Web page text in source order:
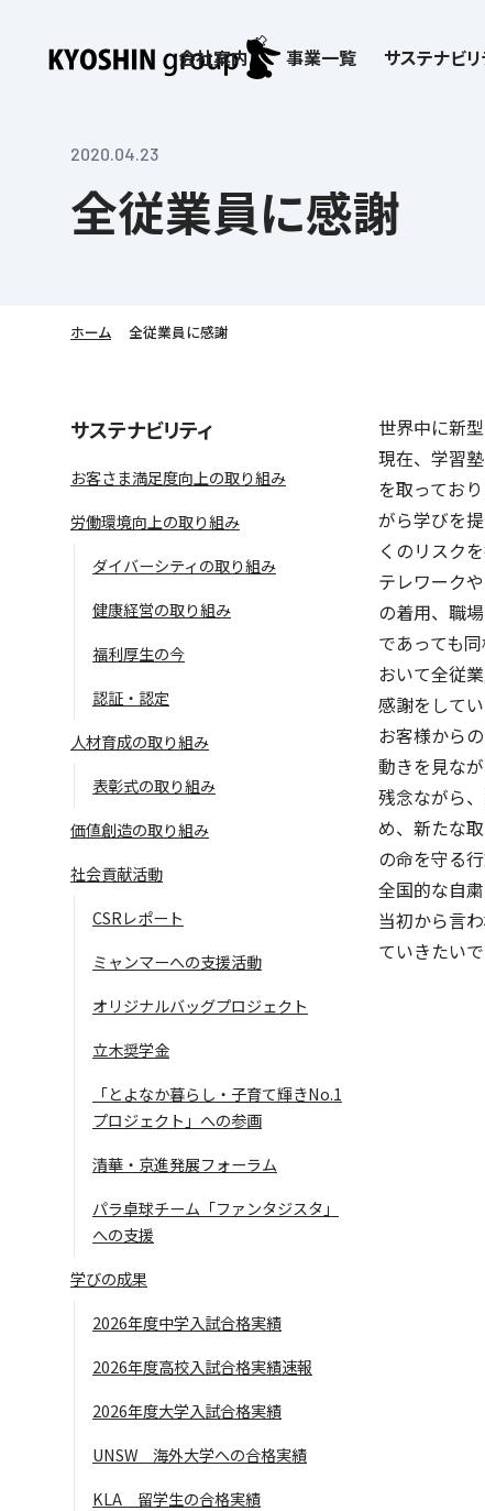
会社案内
会社案内
企業理念
教育理念
Company’s Profile
社歌
本社所在地
事業一覧
子どもたちの学びを支える
語学学習や留学
サステナビリ
サステナビリティ
お客さま満足度向上の取り組み
労働環境向上の取り組み
価値創造の取り組み
社会貢献活動
DXビジョン・DX戦略
情報セキュリティ方
デジタルガバナンス
株主・投資家向け情報
IR ニュース
株主・株式関連情報
ビジョン／経営方針
IRライブラリー
IRカレンダー
採用情報
京進リクルートInstagram
新卒採用情報
講師（アルバイト）募
保育士事業 採用
2020.04.23
全従業員に感謝
ホーム 全従業員に感謝
サステナビリティ
お客さま満足度向上の取り組み
労働環境向上の取り組み
ダイバーシティの取り組み
健康経営の取り組み
福利厚生の今
認証・認定
人材育成の取り組み
表彰式の取り組み
価値創造の取り組み
社会貢献活動
CSRレポート
ミャンマーへの支援活動
オリジナルバッグプロジェクト
立木奨学金
「とよなか暮らし・子育て輝きNo.1
プロジェクト」への参画
清華・京進発展フォーラム
パラ卓球チーム「ファンタジスタ」
への支援
学びの成果
2026年度中学入試合格実績
2026年度高校入試合格実績速報
2026年度大学入試合格実績
UNSW 海外大学への合格実績
KLA 留学生の合格実績
世界中に新
現在、学習
を取ってお
がら学びを
くのリスク
テレワーク
の着用、職
であっても
おいて全従
感謝をしてい
お客様から
動きを見な
残念ながら
め、新たな
の命を守る
全国的な自
当初から言
ていきたいで